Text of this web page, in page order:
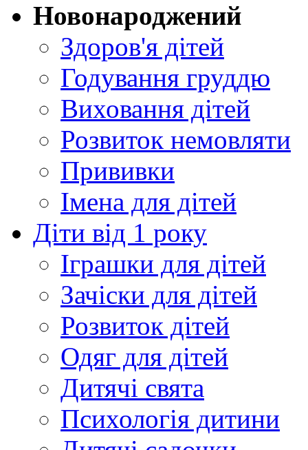
Новонароджений
Здоров'я дітей
Годування груддю
Виховання дітей
Розвиток немовляти
Прививки
Імена для дітей
Діти від 1 року
Іграшки для дітей
Зачіски для дітей
Розвиток дітей
Одяг для дітей
Дитячі свята
Психологія дитини